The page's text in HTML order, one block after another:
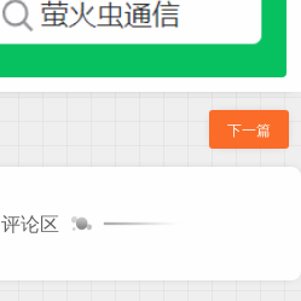
下一篇
评论区